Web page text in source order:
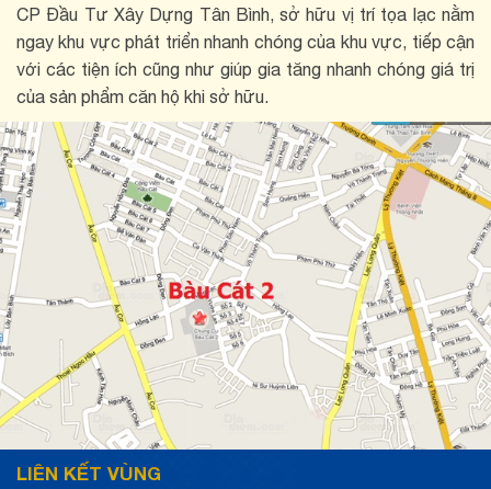
CP Đầu Tư Xây Dựng Tân Bình, sở hữu vị trí tọa lạc nằm
ngay khu vực phát triển nhanh chóng của khu vực, tiếp cận
với các tiện ích cũng như giúp gia tăng nhanh chóng giá trị
của sản phẩm căn hộ khi sở hữu.
LIÊN KẾT VÙNG